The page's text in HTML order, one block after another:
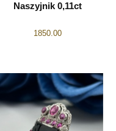
Naszyjnik 0,11ct
1850.00